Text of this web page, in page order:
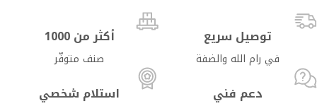
توصيل سريع
في رام الله والضفة
أكثر من 1000
صنف متوفّر
دعم فني استلام شخصي